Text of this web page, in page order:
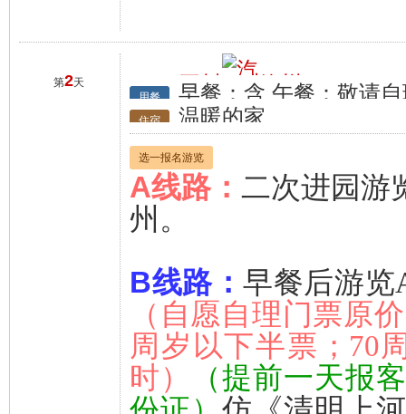
第2天 行程 开封 徐州
用餐 早餐：含 午餐：敬请
住宿 温暖的家
选一报名游览
A线路： 二次进园游
州。
B线路：早餐后游
（自愿自理门票原
周岁以下半票；70
时）
（提前一天报